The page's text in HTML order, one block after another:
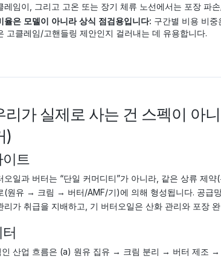
레임이, 그리고 고온 또는 장기 체류 노선에서는 포장 파
율은 모델이 아니라 상식 점검용입니다: 구간별 비용 비중
고클레임/고핸들링 제안인지 걸러내는 데 유용합니다.
리가 실제로 사는 건 스펙이 아
)
트
오일과 버터는 “단일 커머디티”가 아니라, 같은 상류 제
(원유 → 크림 → 버터/AMF/기)에 의해 형성됩니다. 공급
리가 취급을 지배하고, 기 버터오일은 산화 관리와 포장
인 산업 흐름은 (a) 원유 집유 → 크림 분리 → 버터 제조